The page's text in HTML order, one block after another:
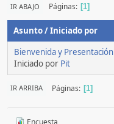
IR ABAJO Páginas 1
Asunto/Iniciado por
Bienvenida y Presentación
Iniciado por Pit
IR ARRIBA Páginas 1
Encuesta